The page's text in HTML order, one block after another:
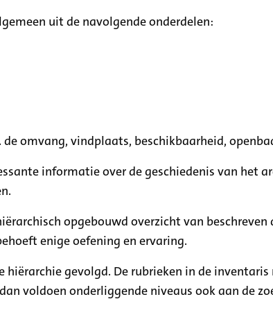
uit de navolgende onderdelen:
omvang, vindplaats, beschikbaarheid,
informatie over de geschiedenis van het
opgebouwd overzicht van
enige oefening en ervaring.
gevolgd. De rubrieken in de
voldoen onderliggende niveaus ook aan de